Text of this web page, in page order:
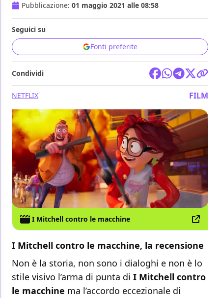
Pubblicazione: 01 maggio 2021 alle 08:58
Seguici su
Fonti preferite
Condividi
NETFLIX FILM
I Mitchell contro le macchine
I Mitchell contro le macchine, la recensione
Non è la storia, non sono i dialoghi e non è lo
stile visivo l’arma di punta di I Mitchell contro
le macchine ma l’accordo eccezionale di